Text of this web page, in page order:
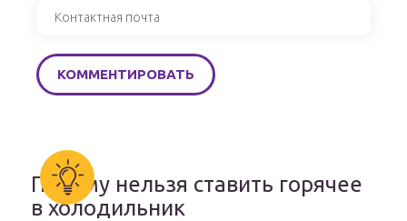
Почему нельзя ставить горячее
в холодильник